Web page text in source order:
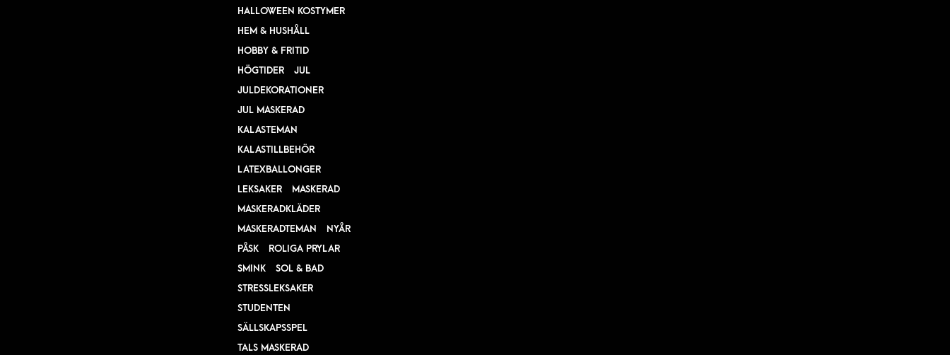
HALLOWEEN KOSTYMER
HEM & HUSHÅLL
HOBBY & FRITID
HÖGTIDER
JUL
JULDEKORATIONER
JUL MASKERAD
KALASTEMAN
KALASTILLBEHÖR
LATEXBALLONGER
LEKSAKER
MASKERAD
MASKERADKLÄDER
MASKERADTEMAN
NYÅR
PÅSK
ROLIGA PRYLAR
SMINK
SOL & BAD
STRESSLEKSAKER
STUDENTEN
SÄLLSKAPSSPEL
TALS MASKERAD